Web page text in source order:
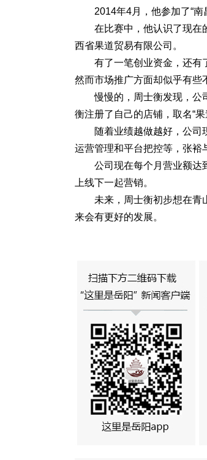
2014年4月，他参加了“
在比赛中，他认识了现在
西省果道贸易有限公司。
有了一笔创业资金，还有
然而市场推广方面却似乎有些
慢慢的，周士衡发现，公
衡注册了自己的店铺，取名“
随着业绩越做越好，公司
运营管理和平台把控等，张裕
公司现在每个月营业额达
上线下一起营销。
未来，周士衡初步想在青
来会有更好的发展。